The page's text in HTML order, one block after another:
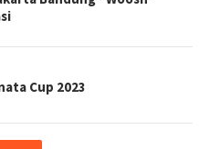
Cup 2023